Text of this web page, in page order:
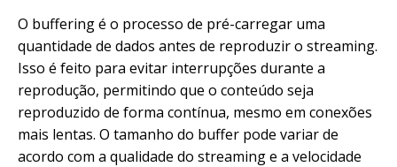
O buffering é o processo de pré-carregar uma
quantidade de dados antes de reproduzir o streaming.
Isso é feito para evitar interrupções durante a
reprodução, permitindo que o conteúdo seja
reproduzido de forma contínua, mesmo em conexões
mais lentas. O tamanho do buffer pode variar de
acordo com a qualidade do streaming e a velocidade